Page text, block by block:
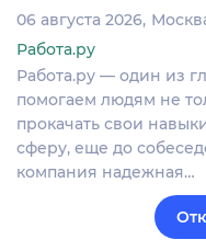
06 августа 2026
Работа.ру
Работа.ру — один из
помогаем людям не
прокачать свои
сферу, еще до
компания надежная…